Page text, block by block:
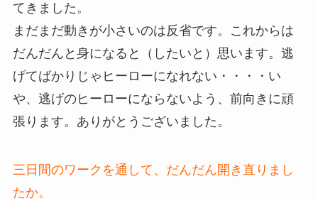
てきました。
まだまだ動きが小さいのは反省です。これからは
だんだんと身になると（したいと）思います。逃
げてばかりじゃヒーローになれない・・・・い
や、逃げのヒーローにならないよう、前向きに頑
張ります。ありがとうございました。
三日間のワークを通して、だんだん開き直りまし
たか。